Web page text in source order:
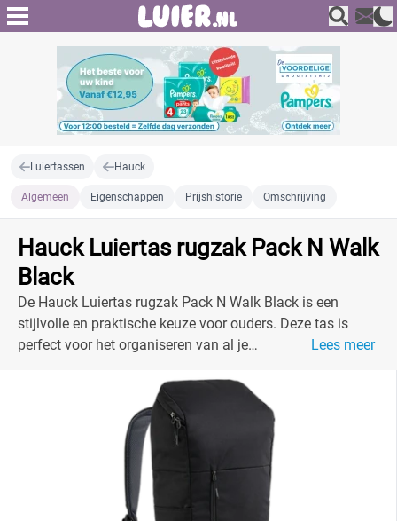
Luiertassen Hauck
Algemeen Eigenschappen Prijshistorie Omschrijving
Hauck Luiertas rugzak Pack N Walk
Black
De Hauck Luiertas rugzak Pack N Walk Black is een
stijlvolle en praktische keuze voor ouders. Deze tas is
perfect voor het organiseren van al je
Lees meer